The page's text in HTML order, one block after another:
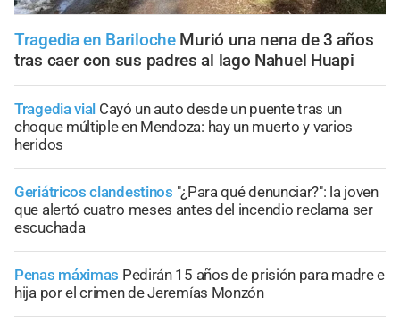
Tragedia en Bariloche Murió una nena de 3 años
tras caer con sus padres al lago Nahuel Huapi
Tragedia vial Cayó un auto desde un puente tras un
choque múltiple en Mendoza: hay un muerto y varios
heridos
Geriátricos clandestinos "¿Para qué denunciar?": la joven
que alertó cuatro meses antes del incendio reclama ser
escuchada
Penas máximas Pedirán 15 años de prisión para madre e
hija por el crimen de Jeremías Monzón